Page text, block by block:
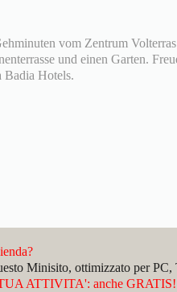
vom Zentrum
und einen Garten.
Badia Hotels.
Minisito, ottimizzato per
ATTIVITA': anche GRATIS!